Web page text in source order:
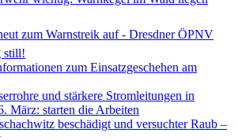
zum Warnstreik auf - Dresdner ÖPNV
still!
zum Einsatzgeschehen am
und stärkere Stromleitungen in
März: starten die Arbeiten
beschädigt und versuchter Raub –